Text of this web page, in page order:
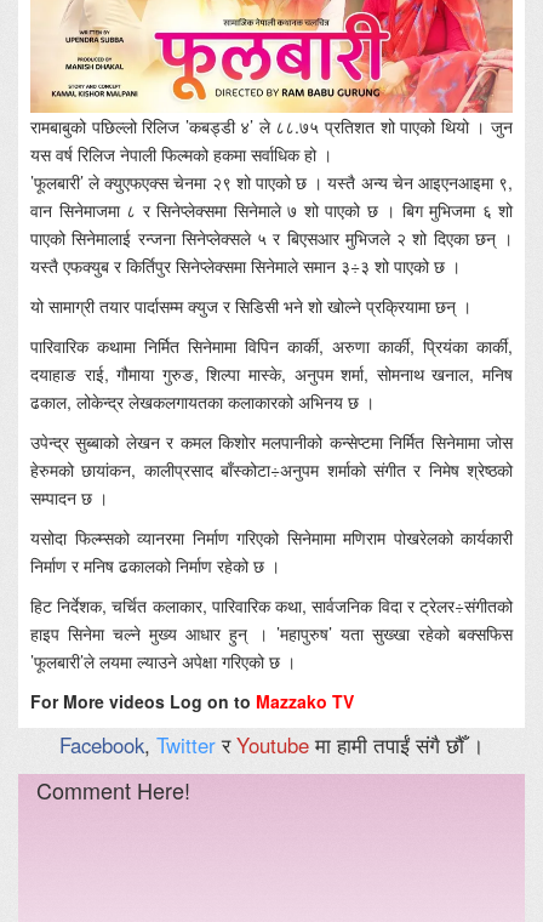
रामबाबुको पछिल्लो रिलिज ’कबड्डी ४’ ले ८८.७५ प्रतिशत शो पाएको थियो । जुन
यस वर्ष रिलिज नेपाली फिल्मको हकमा सर्वाधिक हो ।
’फूलबारी’ ले क्युएफएक्स चेनमा २९ शो पाएको छ । यस्तै अन्य चेन आइएनआइमा ९,
वान सिनेमाजमा ८ र सिनेप्लेक्समा सिनेमाले ७ शो पाएको छ । बिग मुभिजमा ६ शो
पाएको सिनेमालाई रन्जना सिनेप्लेक्सले ५ र बिएसआर मुभिजले २ शो दिएका छन् ।
यस्तै एफक्युब र किर्तिपुर सिनेप्लेक्समा सिनेमाले समान ३÷३ शो पाएको छ ।
यो सामाग्री तयार पार्दासम्म क्युज र सिडिसी भने शो खोल्ने प्रक्रियामा छन् ।
पारिवारिक कथामा निर्मित सिनेमामा विपिन कार्की, अरुणा कार्की, प्रियंका कार्की,
दयाहाङ राई, गौमाया गुरुङ, शिल्पा मास्के, अनुपम शर्मा, सोमनाथ खनाल, मनिष
ढकाल, लोकेन्द्र लेखकलगायतका कलाकारको अभिनय छ ।
उपेन्द्र सुब्बाको लेखन र कमल किशोर मलपानीको कन्सेप्टमा निर्मित सिनेमामा जोस
हेरुमको छायांकन, कालीप्रसाद बाँस्कोटा÷अनुपम शर्माको संगीत र निमेष श्रेष्ठको
सम्पादन छ ।
यसोदा फिल्म्सको व्यानरमा निर्माण गरिएको सिनेमामा मणिराम पोखरेलको कार्यकारी
निर्माण र मनिष ढकालको निर्माण रहेको छ ।
हिट निर्देशक, चर्चित कलाकार, पारिवारिक कथा, सार्वजनिक विदा र ट्रेलर÷संगीतको
हाइप सिनेमा चल्ने मुख्य आधार हुन् । ’महापुरुष’ यता सुख्खा रहेको बक्सफिस
’फूलबारी’ले लयमा ल्याउने अपेक्षा गरिएको छ ।
For More videos Log on to Mazzako TV
Facebook, TwitterरYoutubeमा हामी तपाईं संगै छौँ ।
Comment Here!